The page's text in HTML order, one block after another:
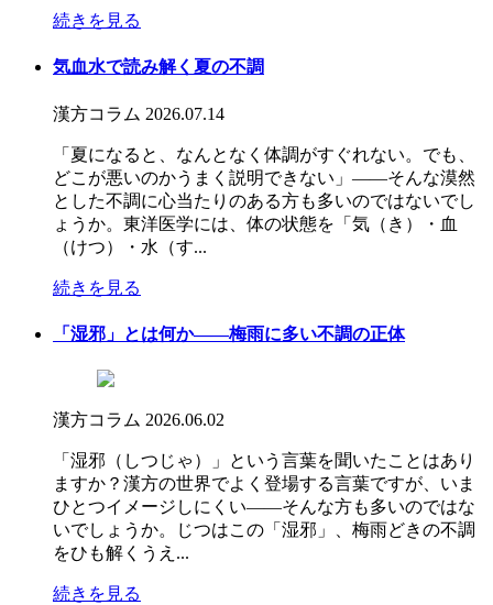
続きを見る
気血水で読み解く夏の不調
漢方コラム 2026.07.14
「夏になると、なんとなく体調がすぐれない。でも、
どこが悪いのかうまく説明できない」――そんな漠然
とした不調に心当たりのある方も多いのではないでし
ょうか。東洋医学には、体の状態を「気（き）・血
（けつ）・水（す...
続きを見る
「湿邪」とは何か――梅雨に多い不調の正体
漢方コラム 2026.06.02
「湿邪（しつじゃ）」という言葉を聞いたことはあり
ますか？漢方の世界でよく登場する言葉ですが、いま
ひとつイメージしにくい――そんな方も多いのではな
いでしょうか。じつはこの「湿邪」、梅雨どきの不調
をひも解くうえ...
続きを見る